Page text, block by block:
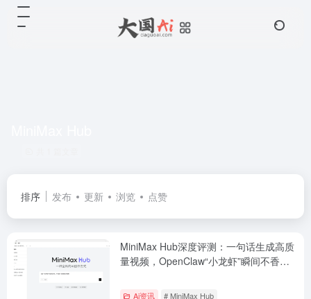
排序 发布 更新 浏览 点赞
MiniMax Hub深度评测：一句话生成高质
量视频，OpenClaw“小龙虾”瞬间不香
Ai资讯 # MiniMax Hub